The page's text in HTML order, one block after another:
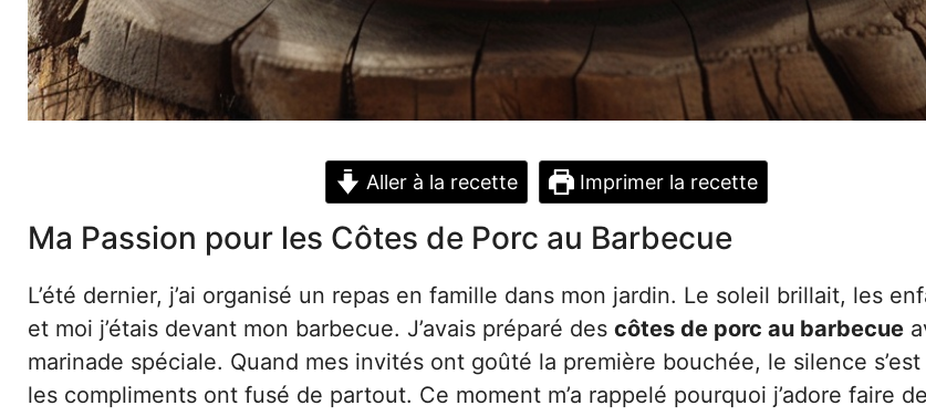
Aller à la recette Imprimer la recette
Ma Passion pour les Côtes de Porc au Barbecue
L’été dernier, j’ai organisé un repas en famille dans mon jardin. Le soleil brillait, les
et moi j’étais devant mon barbecue. J’avais préparé des côtes de porc au barbecue
marinade spéciale. Quand mes invités ont goûté la première bouchée, le silence
les compliments ont fusé de partout. Ce moment m’a rappelé pourquoi j’adore faire